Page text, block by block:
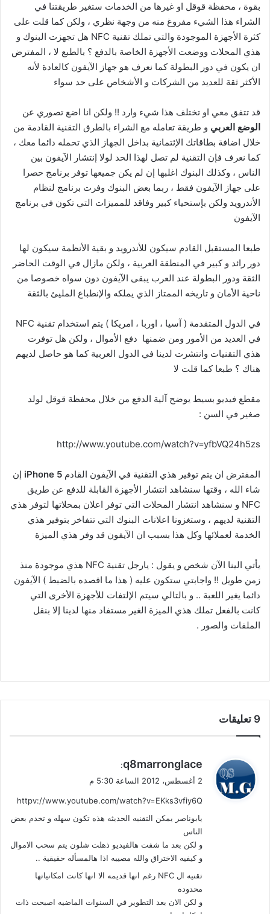
بقوة ، محفظة قوقل او غيرها من الخدمات ستغير طريقتنا في
الشراء هذا الشيء مفروغ منه من وجهة نظري ، ولكن كما قلت على
كثرة الأجهزة الموجودة والتي تملك تقنية NFC هل تجهزت البنوك و
هذي المحلات ووضعت الأجهزة الخاصة بالدفع ؟ بالطبع لا ، المفترض
ان يكون في دور البطولة كما نعرف هو جهاز الآيفون كالعادة لأنه
الأكثر ثقة للعديد من الشركات و الأشخاص على حد سواء
قد تتفق معي او تختلف هذا شيء وارد !! ولكن انا اضع تصوري عن
الوضع العربي و طريقة تعامله مع الشراء بالطرق التقنية القادمة من
خلال اضافة بطاقاتك الإئتمانية بداخل الجهاز الذي تحمله دائما معك ،
كما نعرف فإن التقنية لم تصل لهذا الحد لولا إنتشار الآيفون بين
الناس ، وكذلك البنوك اغلبها إن لم يكن جميعها توفر برنامج حصرا
على جهاز الآيفون فقط ، ربما بعض البنوك وفرت برنامج لنظام
الأندرويد ولكن بإستحياء كبير وفاقد للمميزات التي تكون في برنامج
الآيفون
طبعا المستقبل القادم سيكون للأندرويد و بقية الأنظمة سيكون لها
دور رائد و كبير في المنطقة العربية ، ولكن مازال في الوقت الحاضر
الثقة ودور البطولة عند العرب يبقى الآيفون دون سواه خصوصا من
ناحية الأمان و تاريخه الممتاز الذي يملكه والإنطباع المليئ بالثقة
في الدول المتقدمة ( آسيا ، اوربا ، امريكا ) يتم استخدام تقنية NFC
في العديد من الأمور ومن ضمنها دفع الأموال ، ولكن هل توفرت
هذي التقنيات وانتشرت لدينا في الدول العربية كما هو حاصل لديهم
هناك ؟ طبعا كما قلت لا
مقطع فيديو بسيط يوضح آلية الدفع من خلال محفظة قوقل لولد
صغير في السن :
http://www.youtube.com/watch?v=yfbVQ24h5zs
المفترض ان يتم توفير هذي التقنية في الآيفون القادم iPhone 5 إن
شاء الله ، وقتها سنشاهد انتشار الأجهزة القابلة للدفع عن طريق
NFC و سنشاهد انتشار المحلات التي توفر اعلان بمحلاتها لتوفر هذي
التقنية لديهم ، وستغزونا اعلانات البنوك التي تتفاخر بتوفير هذي
الخدمة لعملائها وكل هذا بسبب ان الآيفون قد وفر هذي الميزة
يأتي الينا الآن شخص و يقول : يارجل تقنية NFC هذي موجودة منذ
زمن طويل !! واجابتي ستكون عليه ( هذا ما اقصده بالضبط ) الآيفون
دائما يغير اللعبة .. و بالتالي سيتم الإلتفات للأجهزة الأخرى التي
كانت بالفعل تملك هذي الميزة الغير مستفاد منها لدينا إلا بنقل
الملفات والصور .
‫9 تعليقات
ي
ل
q8marronglace
:
2 أغسطس، 2012 الساعة 5:30 م
httpv://www.youtube.com/watch?v=EKks3vfiy6Q
يابوناصر يمكن التقنيه الحديثه هذه تكون سهله و تخدم بعض
الناس
و لكن بعد ما شفت هالفيديو ذهلت شلون يتم سحب الاموال
و كيفيه الاختراق والله مصيبه اذا هالمسأله حقيقية ..
تقنيه ال NFC رغم انها قديمه الا انها كانت امكانياتها
محدوده
و لكن الان بعد التطوير في السنوات الماضيه اصبحت ذات